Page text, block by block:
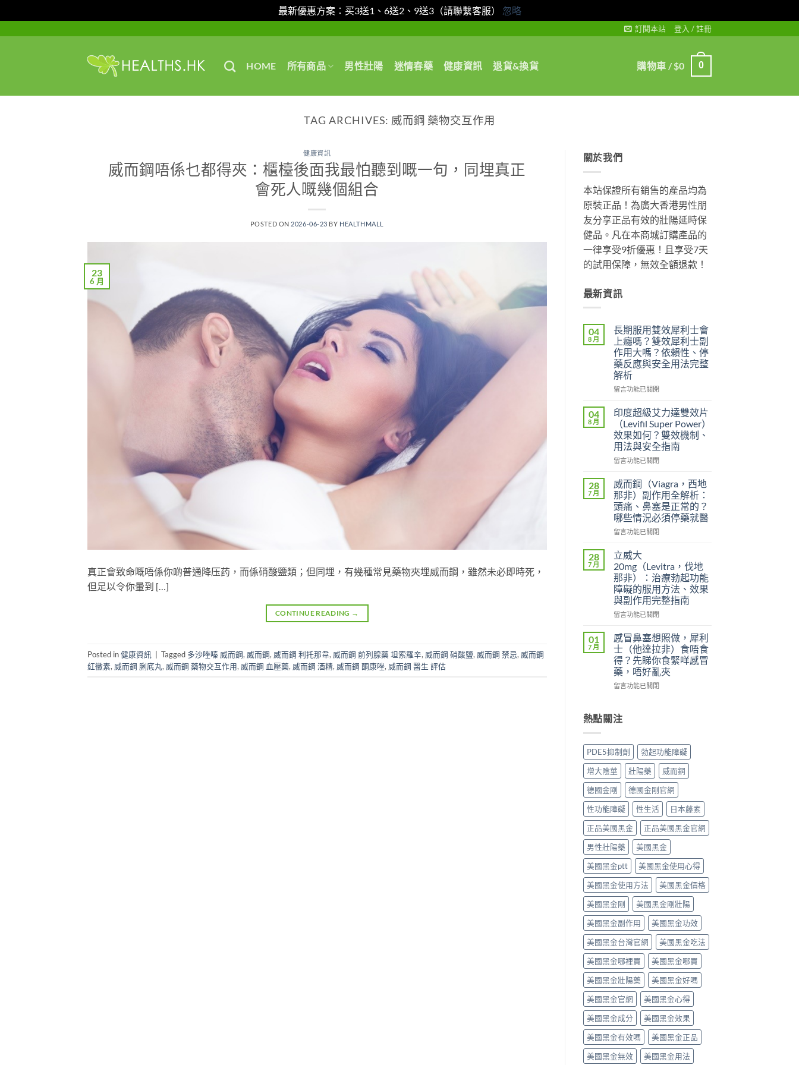
最新優惠方案：买3送1、6送2、9送3（請聯繫客服） 忽略
訂閱本站 登入 / 註冊
HOME 所有商品 男性壯陽 迷情春藥 健康資訊 退貨&換貨 購物車 /$0 0
TAG ARCHIVES: 威而鋼 藥物交互作用
健康資訊
威而鋼唔係乜都得夾：櫃檯後面我最怕聽到嘅一句，同埋真正
會死人嘅幾個組合
POSTED ON 2026-06-23 BY HEALTHMALL
23
6 月
真正會致命嘅唔係你啲普通降压药，而係硝酸鹽類；但同埋，有幾種常見藥物夾埋威而鋼，雖然未必即時死，
但足以令你暈到 […]
CONTINUE READING →
Posted in健康資訊 Tagged 多沙唑嗪 威而鋼, 威而鋼, 威而鋼 利托那韋, 威而鋼 前列腺藥 坦索羅辛, 威而鋼 硝酸鹽, 威而鋼 禁忌, 威而鋼
紅黴素, 威而鋼 脷底丸, 威而鋼 藥物交互作用, 威而鋼 血壓藥, 威而鋼 酒精, 威而鋼 酮康唑, 威而鋼 醫生 評估
關於我們
本站保證所有銷售的產品均為
原裝正品！為廣大香港男性朋
友分享正品有效的壯陽延時保
健品。凡在本商城訂購產品的
一律享受9折優惠！且享受7天
的試用保障，無效全額退款！
最新資訊
04
8 月
長期服用雙效犀利士會
上癮嗎？雙效犀利士副
作用大嗎？依賴性、停
藥反應與安全用法完整
解析
在
期
服
用
雙
效
犀
士
會
上
癮
嗎？
雙
犀
利
士
副
作
用
大
賴
性、
停
藥
反
安
全
完
整
解
析〉
中
留言功能已關閉
04
8 月
印度超級艾力達雙效片
（Levifil Super Power）
效果如何？雙效機制、
用法與安全指南
在
度
超
級
艾
力
達
效
片
（Levifil
Super
Power）
效
果
何？
雙
效
機
制、
用
安
全
南〉
中
留言功能已關閉
28
7 月
威而鋼（Viagra，西地
那非）副作用全解析：
頭痛、鼻塞是正常的？
哪些情況必須停藥就醫
在
而
鋼
（Viagra，
西
地
那
非）
用
全
解
析：
頭
塞
是
常
的？
哪
些
情
況
必
須
停
藥
就
醫〉
中
留言功能已關閉
28
7 月
立威大
20mg（Levitra，伐地
那非）：治療勃起功能
障礙的服用方法、效果
與副作用完整指南
在
威
大
20mg（Levitra，
伐
地
那
療
勃
功
能
障
礙
的
服
用
方
法、
效
果
與
副
作
用
完
整
指
南〉
中
留言功能已關閉
01
7 月
感冒鼻塞想照做，犀利
士（他達拉非）食唔食
得？先睇你食緊咩感冒
藥，唔好亂夾
在
鼻
塞
照
做，
犀
利
士
（他
達
拉
非）
食
唔
食
得？
先
睇
你
食
緊
咩
感
冒
藥，
唔
好
亂
夾〉
中
留言功能已關閉
熱點關注
PDE5抑制劑
勃起功能障礙
增大陰莖
壯陽藥
威而鋼
德國金剛
德國金剛官網
性功能障礙
性生活
日本藤素
正品美國黑金
正品美國黑金官網
男性壯陽藥
美國黑金
美國黑金ptt
美國黑金使用心得
美國黑金使用方法
美國黑金價格
美國黑金剛
美國黑金剛壯陽
美國黑金副作用
美國黑金功效
美國黑金台灣官網
美國黑金吃法
美國黑金哪裡買
美國黑金哪買
美國黑金壯陽藥
美國黑金好嗎
美國黑金官網
美國黑金心得
美國黑金成分
美國黑金效果
美國黑金有效嗎
美國黑金正品
美國黑金無效
美國黑金用法